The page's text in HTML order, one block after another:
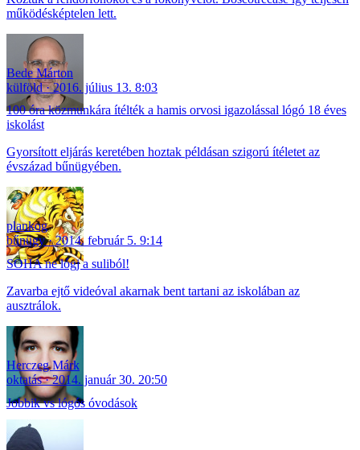
működésképtelen lett.
Bede Márton
külföld
2016. július 13. 8:03
100 óra közmunkára ítélték a hamis orvosi igazolással lógó 18 éves
iskolást
Gyorsított eljárás keretében hoztak példásan szigorú ítéletet az
évszázad bűnügyében.
plankog
bűnügy
2014. február 5. 9:14
SOHA ne lógj a suliból!
Zavarba ejtő videóval akarnak bent tartani az iskolában az
ausztrálok.
Herczeg Márk
oktatás
2014. január 30. 20:50
Jobbik vs lógós óvodások